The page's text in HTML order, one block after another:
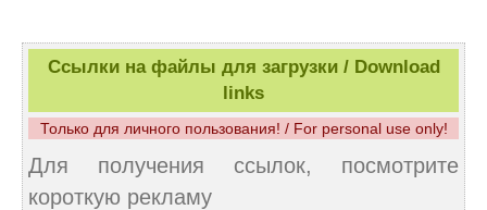
Ссылки на файлы для загрузки / Download
links
Только для личного пользования! / For personal use only!
Для получения ссылок, посмотрите
короткую рекламу